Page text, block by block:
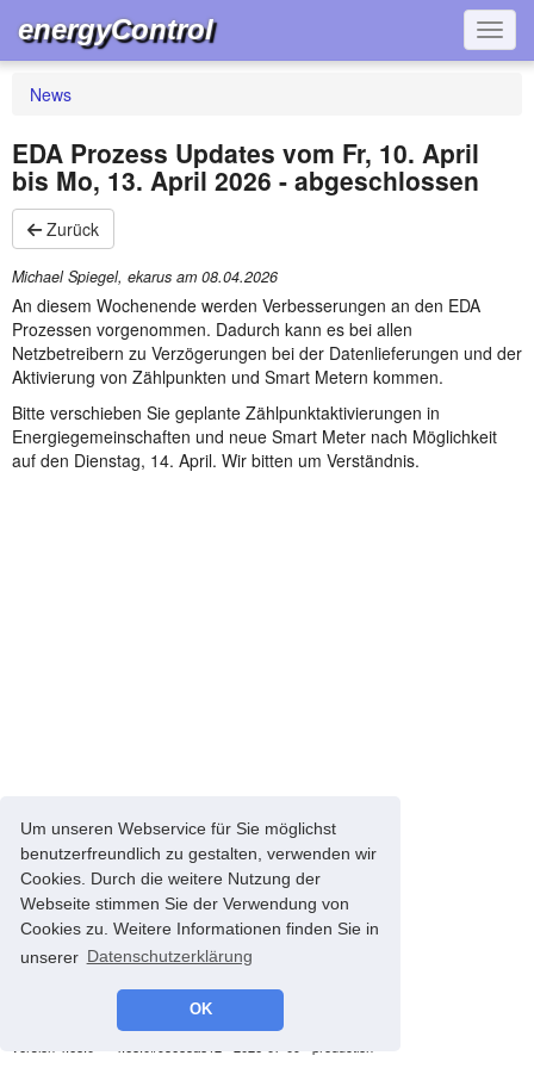
Um unseren Webservice für Sie möglichst
benutzerfreundlich zu gestalten, verwenden wir
Cookies. Durch die weitere Nutzung der
Webseite stimmen Sie der Verwendung von
Cookies zu. Weitere Informationen finden Sie in
unserer Datenschutzerklärung
OK
energyControl
News
EDA Prozess Updates vom Fr, 10. April
bis Mo, 13. April 2026 - abgeschlossen
Zurück
Michael Spiegel, ekarus am 08.04.2026
An diesem Wochenende werden Verbesserungen an den EDA
Prozessen vorgenommen. Dadurch kann es bei allen
Netzbetreibern zu Verzögerungen bei der Datenlieferungen und der
Aktivierung von Zählpunkten und Smart Metern kommen.
Bitte verschieben Sie geplante Zählpunktaktivierungen in
Energiegemeinschaften und neue Smart Meter nach Möglichkeit
auf den Dienstag, 14. April. Wir bitten um Verständnis.
© 2008-2026 energyControl -Impressum-Datenschutz